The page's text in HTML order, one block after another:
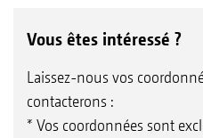
Vous êtes intéressé ?
Laissez-nous vos
contacterons :
* Vos coordonnées sont